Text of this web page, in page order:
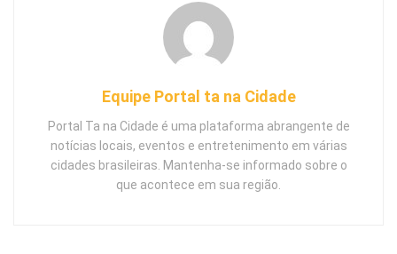
Equipe Portal ta na Cidade
Portal Ta na Cidade é uma plataforma abrangente de
notícias locais, eventos e entretenimento em várias
cidades brasileiras. Mantenha-se informado sobre o
que acontece em sua região.